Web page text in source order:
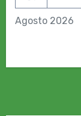
Agosto 2026